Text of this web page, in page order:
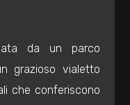
da un parco
grazioso vialetto
che conferiscono